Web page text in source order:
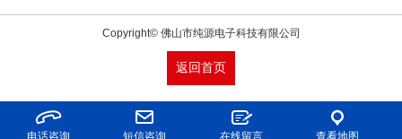
Copyright© 佛山市纯源电子科技有限公司
返回首页
电话咨询 短信咨询 在线留言 查看地图